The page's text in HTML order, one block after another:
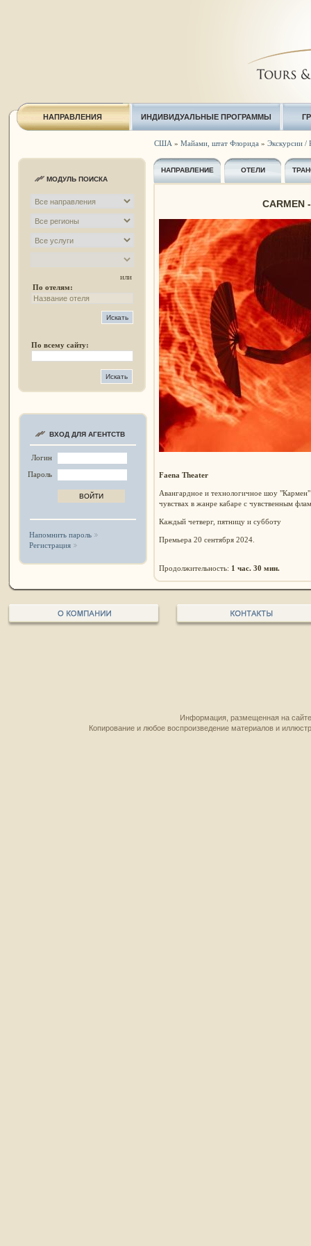
НАПРАВЛЕНИЯ ИНДИВИДУАЛЬНЫЕ ПРОГРАММЫ
МОДУЛЬ ПОИСКА
или
По отелям:
По всему сайту:
ВХОД ДЛЯ АГЕНТСТВ
Логин
Пароль
Напомнить пароль
Регистрация
США » Майами, штат Флорида » Экскурсии /
НАПРАВЛЕНИЕ ОТЕЛИ
CARMEN
Faena Theater
Авангардное и технологичное шоу
чувствах в жанре кабаре с чувственным
Каждый четверг, пятницу и субботу
Премьера 20 сентября 2024.
Продолжительность: 1 час. 30 мин.
Информация, размещенная на
Копирование и любое воспроизведение материалов и